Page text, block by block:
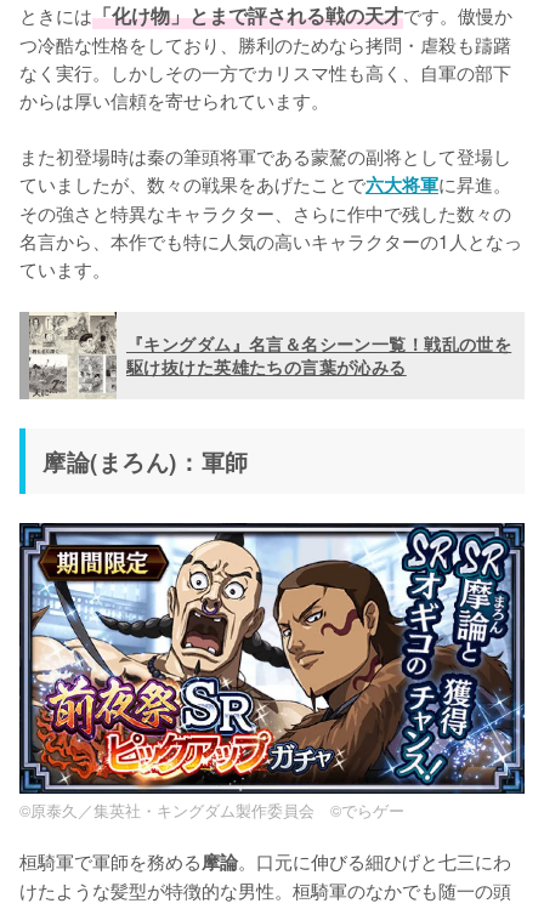
ときには「化け物」とまで評される戦の天才です。傲慢か
つ冷酷な性格をしており、勝利のためなら拷問・虐殺も躊躇
なく実行。しかしその一方でカリスマ性も高く、自軍の部下
からは厚い信頼を寄せられています。
また初登場時は秦の筆頭将軍である蒙驁の副将として登場し
ていましたが、数々の戦果をあげたことで六大将軍に昇進。
その強さと特異なキャラクター、さらに作中で残した数々の
名言から、本作でも特に人気の高いキャラクターの1人となっ
ています。
『キングダム』名言＆名シーン一覧！戦乱の世を
駆け抜けた英雄たちの言葉が沁みる
摩論(まろん)：軍師
©原泰久／集英社・キングダム製作委員会 ©でらゲー
桓騎軍で軍師を務める摩論。口元に伸びる細ひげと七三にわ
けたような髪型が特徴的な男性。桓騎軍のなかでも随一の頭